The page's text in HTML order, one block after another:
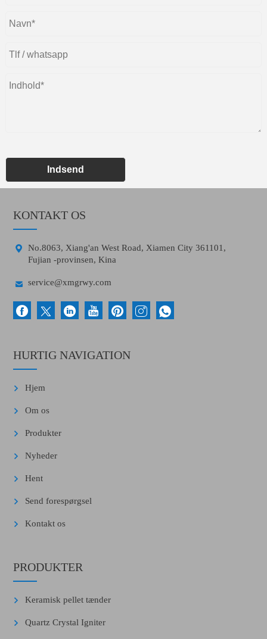
Indsend
KONTAKT OS

No.8063, Xiang'an West Road, Xiamen City 361101,
Fujian -provinsen, Kina
 service@xmgrwy.com
HURTIG NAVIGATION
Hjem
Om os
Produkter
Nyheder
Hent
Send forespørgsel
Kontakt os
PRODUKTER
Keramisk pellet tænder
Quartz Crystal Igniter